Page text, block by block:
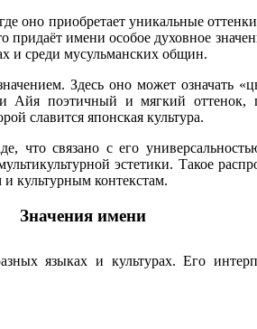
приобретает уникальные
имени особое духовное
и среди мусульманских общин.
Здесь оно может означать
Айя поэтичный и мягкий
славится японская культура.
что связано с его
эстетики. Такое
культурным контекстам.
Значения имени
языках и культурах. Его